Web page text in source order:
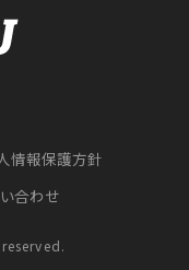
情報保護方針
合わせ